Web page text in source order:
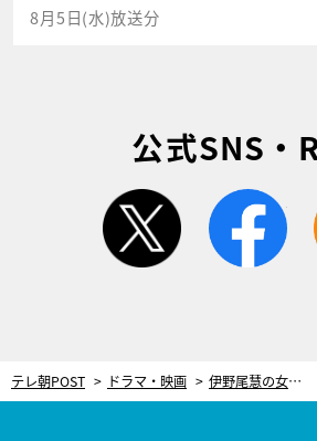
8月5日(水)放送分
公式SNS・
twitter
テレ朝POST ドラマ・映画 伊野尾慧の女装にキュン！『家政夫のミタゾノ』で“パパ活女子”に大変身